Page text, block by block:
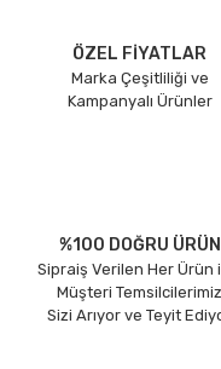
ÖZEL FİYATLAR
Marka Çeşitliliği ve
Kampanyalı Ürünler
%100 DOĞRU ÜRÜN
Sipraiş Verilen Her Ürün
Müşteri Temsilcilerimiz
Sizi Arıyor ve Teyit